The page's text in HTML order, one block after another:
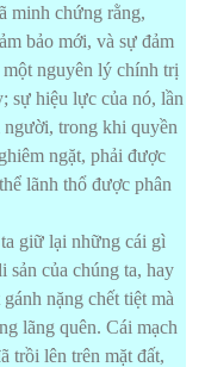
minh chứng rằng,
bảo mới, và sự đảm
nguyên lý chính trị
sự hiệu lực của nó, lần
người, trong khi quyền
ngặt, phải được
lãnh thổ được phân
giữ lại những cái gì
sản của chúng ta, hay
nặng chết tiệt mà
lãng quên. Cái mạch
trồi lên trên mặt đất,